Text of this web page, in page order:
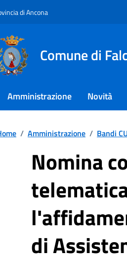
di Ancona
Comune di
Amministrazione Novità
/ Amministrazione / Bandi
Nomina
di